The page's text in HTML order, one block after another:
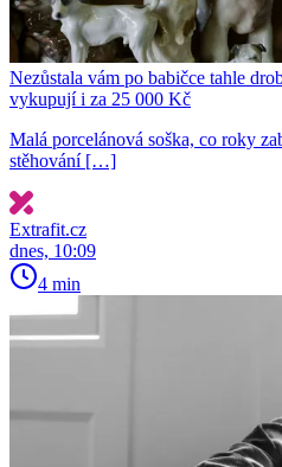
Nezůstala vám po babičce tahle
vykupují i za 25 000 Kč
Malá porcelánová soška, co roky
stěhování […]
Extrafit.cz
dnes, 10:09
4 min